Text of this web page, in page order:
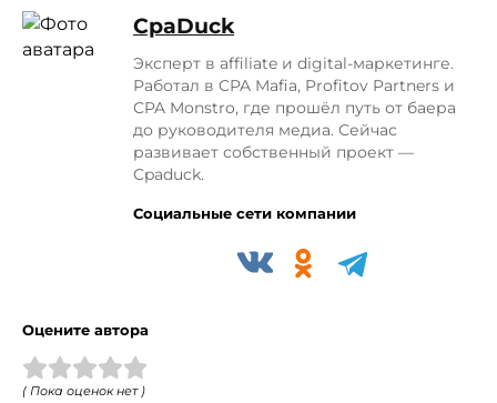
СpaDuck
Эксперт в affiliate и digital-маркетинге.
Работал в CPA Mafia, Profitov Partners и
CPA Monstro, где прошёл путь от баера
до руководителя медиа. Сейчас
развивает собственный проект —
Cpaduck.
Социальные сети компании
Оцените автора
( Пока оценок нет )